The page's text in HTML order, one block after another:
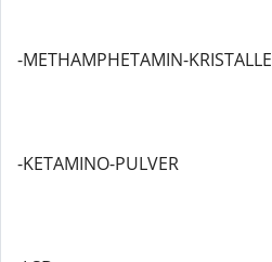
-METHAMPHETAMIN-KRISTALLE
-KETAMINO-PULVER